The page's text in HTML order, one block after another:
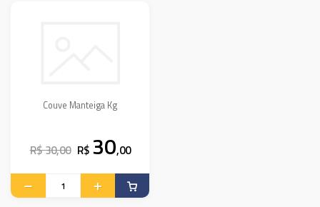
Couve Manteiga Kg
R$ 30,00 R$ 30,00